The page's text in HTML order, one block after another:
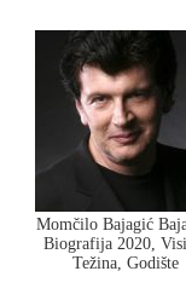
Momčilo Bajagić
Biografija 2020,
Težina, Godište